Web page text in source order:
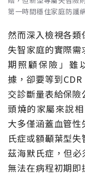
第一時間穩住家庭防護
然而深入檢視各
失智家庭的實際
期照顧保險」雖
據，卻要等到
交診斷量表給保
頭燒的家屬來說相
大多僅涵蓋血管
氏症或額顳葉型
茲海默氏症，但必
無法在病程初期即